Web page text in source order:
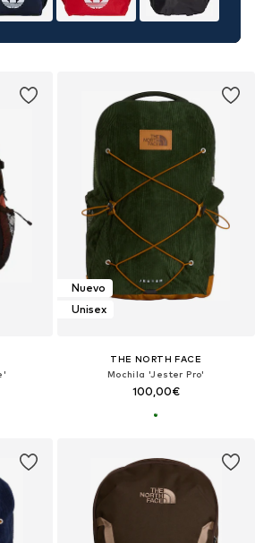
Nuevo
Unisex
THE NORTH FACE
Mochila 'Jester Pro'
100,00€